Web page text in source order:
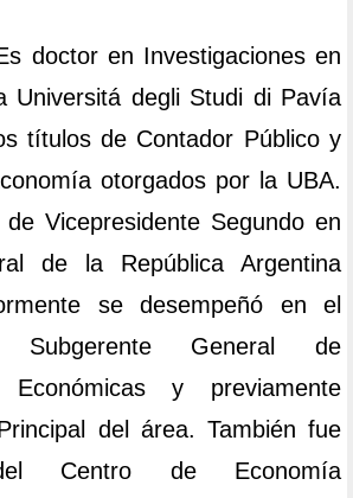
doctor en Investigaciones en
Universitá degli Studi di Pavía
títulos de Contador Público y
otorgados por la UBA.
Vicepresidente Segundo en
de la República Argentina
se desempeñó en el
Subgerente General de
Económicas y previamente
del área. También fue
Centro de Economía